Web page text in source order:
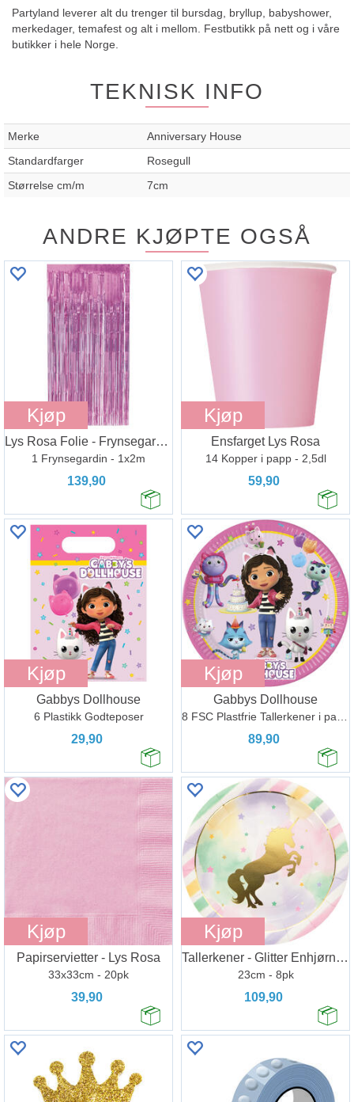
Partyland leverer alt du trenger til bursdag, bryllup, babyshower,
merkedager, temafest og alt i mellom. Festbutikk på nett og i våre
butikker i hele Norge.
TEKNISK INFO
Merke
Anniversary House
Standardfarger
Rosegull
Størrelse cm/m
7cm
ANDRE KJØPTE OGSÅ
Kjøp
Lys Rosa Folie - Frynsegardin
1 Frynsegardin - 1x2m
139,90
Kjøp
Ensfarget Lys Rosa
14 Kopper i papp - 2,5dl
59,90
Kjøp
Gabbys Dollhouse
6 Plastikk Godteposer
29,90
Kjøp
Gabbys Dollhouse
89,90
Kjøp
Papirservietter - Lys Rosa
33x33cm - 20pk
39,90
Kjøp
Tallerkener - Glitter Enhjørning
23cm - 8pk
109,90